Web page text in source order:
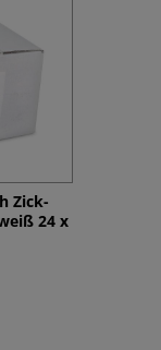
Zick-
24 x